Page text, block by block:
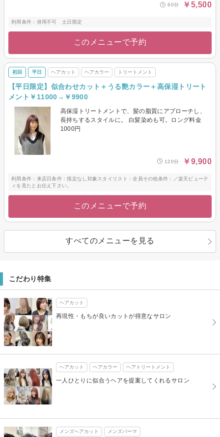
60分 ￥5,500
利用条件：併用不可 土日限定
このメニューで予約
初回 平日 ヘアカット ヘアカラー トリートメント
【平日限定】似合わせカット＋うる艶カラー＋高保湿トリート
メント￥11000→￥9900
高保湿トリートメントで、髪の脂質にアプローチし、
長持ちするスタイルに。 白髪染めも可。ロング料金
1000円
120分 ￥9,900
利用条件：来店日条件：指定なし対象スタイリスト：全員その他条件：／楽天ビューテ
ィを見たとお伝え下さい。
このメニューで予約
すべてのメニューを見る
こだわり特集
ヘアカット
再現性・もちが良いカットが得意なサロン
ヘアカット ヘアカラー ヘアトリートメント
一人ひとりに似合うヘアを提案してくれるサロン
メンズヘアカット メンズパーマ